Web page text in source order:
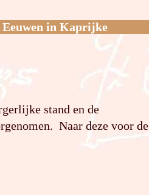
Eeuwen in Kaprijke
stand en de
Naar deze voor de